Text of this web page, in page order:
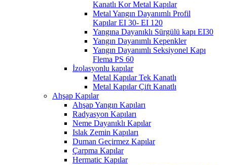
Kanatlı Kor Metal Kapılar
Metal Yangın Dayanımlı Profil
Kapılar EI 30- EI 120
Yangına Dayanıklı Sürgülü kapı EI30
Yangın Dayanımlı Kepenkler
Yangın Dayanımlı Seksiyonel Kapı
Flema PS 60
İzolasyonlu kapılar
Metal Kapılar Tek Kanatlı
Metal Kapılar Çift Kanatlı
Ahşap Kapılar
Ahşap Yangın Kapıları
Radyasyon Kapıları
Neme Dayanıklı Kapılar
Islak Zemin Kapıları
Duman Geçirmez Kapılar
Çarpma Kapılar
Hermatic Kapılar